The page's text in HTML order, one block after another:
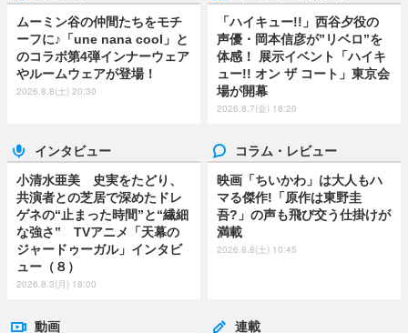
ムーミン谷の仲間たちをモチ
ーフに♪「une nana cool」と
のコラボ第4弾インナーウェア
やルームウェアが登場！
2026.8.8(土) 20:30
「ハイキュー!!」西谷夕役の
声優・岡本信彦が”リベロ”を
体感！ 展示イベント「ハイキ
ュー!! オン ザ コート」東京会
場が開幕
2026.8.7(金) 18:20
インタビュー
小清水亜美 史実をたどり、
共演者との芝居で深めたドレ
ゲネの“止まった時間”と“繊細
な強さ” TVアニメ「天幕の
ジャードゥーガル」インタビ
ュー（８）
2026.8.3(月) 18:00
コラム・レビュー
映画「ちいかわ」は大人もハ
マる傑作!「原作は東野圭
吾?」の声も飛び交う仕掛けが
満載
2026.8.8(土) 10:45
動画 連載